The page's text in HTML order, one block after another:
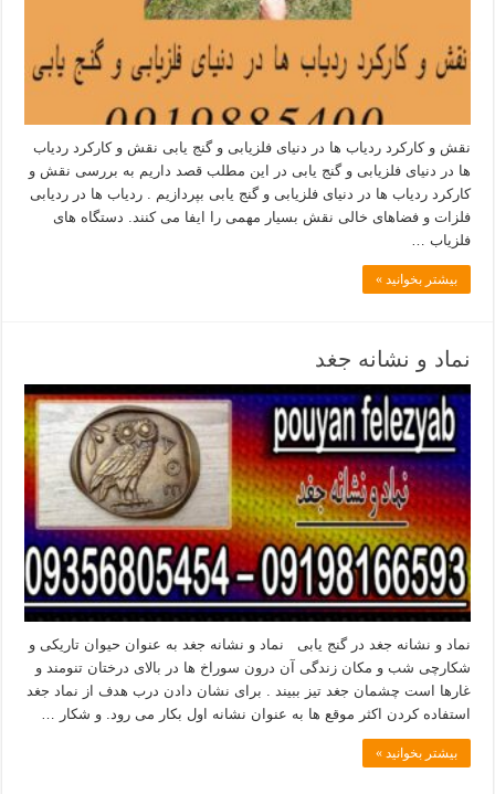
نقش و کارکرد ردیاب ها در دنیای فلزیابی و گنج یابی نقش و کارکرد ردیاب
ها در دنیای فلزیابی و گنج یابی در این مطلب قصد داریم به بررسی نقش و
کارکرد ردیاب ها در دنیای فلزیابی و گنج یابی بپردازیم . ردیاب ها در ردیابی
فلزات و فضاهای خالی نقش بسیار مهمی را ایفا می کنند. دستگاه های
فلزیاب …
بیشتر بخوانید »
نماد و نشانه جغد
نماد و نشانه جغد در گنج یابی نماد و نشانه جغد به عنوان حیوان تاریکی و
شکارچی شب و مکان زندگی آن درون سوراخ ها در بالای درختان تنومند و
غارها است چشمان جغد تیز ببیند . برای نشان دادن درب هدف از نماد جغد
استفاده کردن اکثر موقع ها به عنوان نشانه اول بکار می رود. و شکار …
بیشتر بخوانید »